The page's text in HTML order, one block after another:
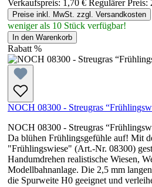
Verkaufspreis: 1,70 € Regulärer Preis:
Preise inkl. MwSt. zzgl. Versandkosten
weniger als 10 Stück verfügbar!
In den Warenkorb
Rabatt %
NOCH 08300 - Streugras
NOCH 08300 - Streugras
Da blühen Frühlingsgefühle auf! Mit
"Frühlingswiese" (Art.-Nr. 08300)
Handumdrehen realistische Wiesen,
Modellbahnanlage. Die 2,5 mm
die Spurweite H0 geeignet und